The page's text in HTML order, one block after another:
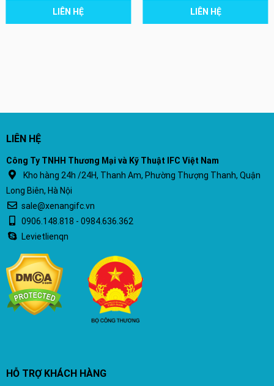
LIÊN HỆ LIÊN HỆ
LIÊN HỆ
Công Ty TNHH Thương Mại và Kỹ Thuật IFC Việt Nam
Kho hàng 24h /24H, Thanh Am, Phường Thượng Thanh, Quận
Long Biên, Hà Nội
sale@xenangifc.vn
0906.148.818 - 0984.636.362
Levietlienqn
HỖ TRỢ KHÁCH HÀNG